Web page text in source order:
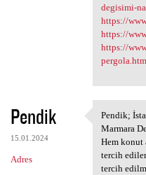
degisimi-
https://
https://
https://
Pendik
15.01.2024
Adres
Pendik;
Pendik;
Marmara
Hem konut
tercih
tercih